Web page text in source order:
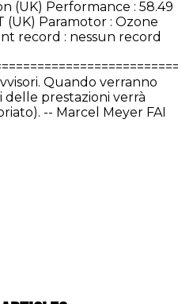
(UK) Performance : 58.49
(UK) Paramotor : Ozone
record : nessun record
Quando verranno
prestazioni verrà
-- Marcel Meyer FAI